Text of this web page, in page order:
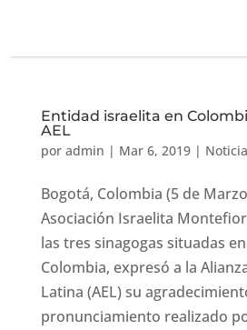
Entidad israelita en
AEL
por admin | Mar 6, 2019|
Bogotá, Colombia (5 de
Asociación Israelita
las tres sinagogas situadas
Colombia, expresó a la
Latina (AEL) su
pronunciamiento realizado